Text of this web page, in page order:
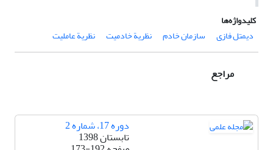
کلیدواژه‌ها
دیمتل فازی
سازمان خادم نظریة خادمیت نظریة عاملیت
مراجع
دوره 17، شماره 2
تابستان 1398